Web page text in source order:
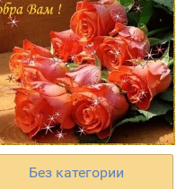
Без категории